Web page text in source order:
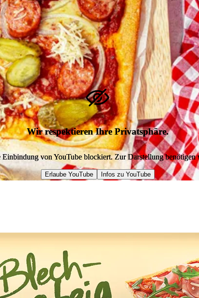
Wir respektieren Ihre Privatsphäre.
Einbindung von YouTube blockiert. Zur Darstellung
Erlaube YouTube Infos zu YouTube
Wir respektieren Ihre Privatsphäre.
Einbindung von YouTube blockiert. Zur Darstellung
Erlaube YouTube Infos zu YouTube